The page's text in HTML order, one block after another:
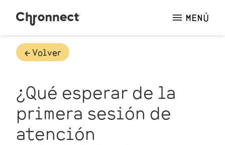
MENÚ
🡠 Volver
¿Qué esperar de la
primera sesión de
atención